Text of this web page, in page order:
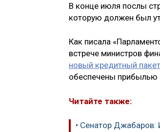
В конце июля послы
которую должен был
Как писала
встрече министров
новый кредитный
обеспечены прибылью
Читайте также:
• Сенатор Джабаров: